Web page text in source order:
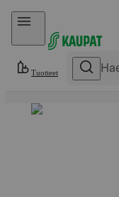
Hyppää sisältöön
Tuotteet